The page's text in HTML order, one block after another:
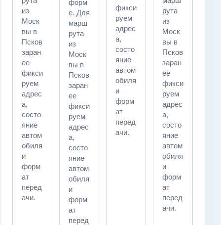
из
Моск
вы в
Псков
заран
ее
фикси
руем
адрес
а,
состо
яние
автом
обиля
и
форм
ат
перед
ачи.
форм
е. Для
марш
рута
из
Моск
вы в
Псков
заран
ее
фикси
руем
адрес
а,
состо
яние
автом
обиля
и
форм
ат
перед
фикси
руем
адрес
а,
состо
яние
автом
обиля
и
форм
ат
перед
ачи.
рута
из
Моск
вы в
Псков
заран
ее
фикси
руем
адрес
а,
состо
яние
автом
обиля
и
форм
ат
перед
ачи.